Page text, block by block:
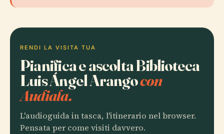
RENDI LA VISITA TUA
Pianifica e ascolta Biblioteca
Luis Ángel Arangocon
Audiala.
L'audioguida in tasca, l'itinerario nel browser.
Pensata per come visiti davvero.